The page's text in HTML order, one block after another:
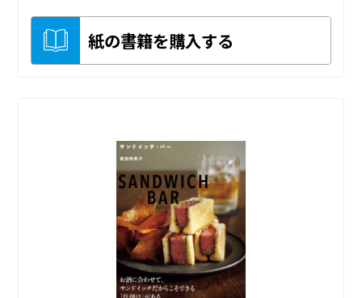
紙の書籍を購入する